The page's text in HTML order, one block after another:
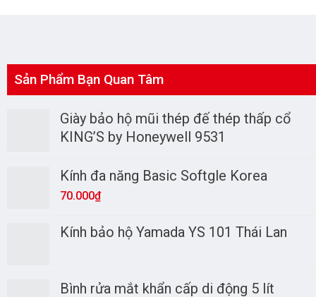
Sản Phẩm Bạn Quan Tâm
Giày bảo hộ mũi thép đế thép thấp cổ
KING’S by Honeywell 9531
Kính đa năng Basic Softgle Korea
70.000₫
Kính bảo hộ Yamada YS 101 Thái Lan
Bình rửa mắt khẩn cấp di động 5 lít